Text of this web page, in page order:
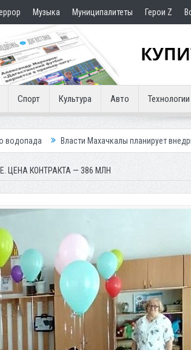
Музыка Муниципалитеты Герои Z
Спорт Культура Авто Технологии
Махачкалы планирует внедрить новую
ЦЕНА КОНТРАКТА — 386 МЛН